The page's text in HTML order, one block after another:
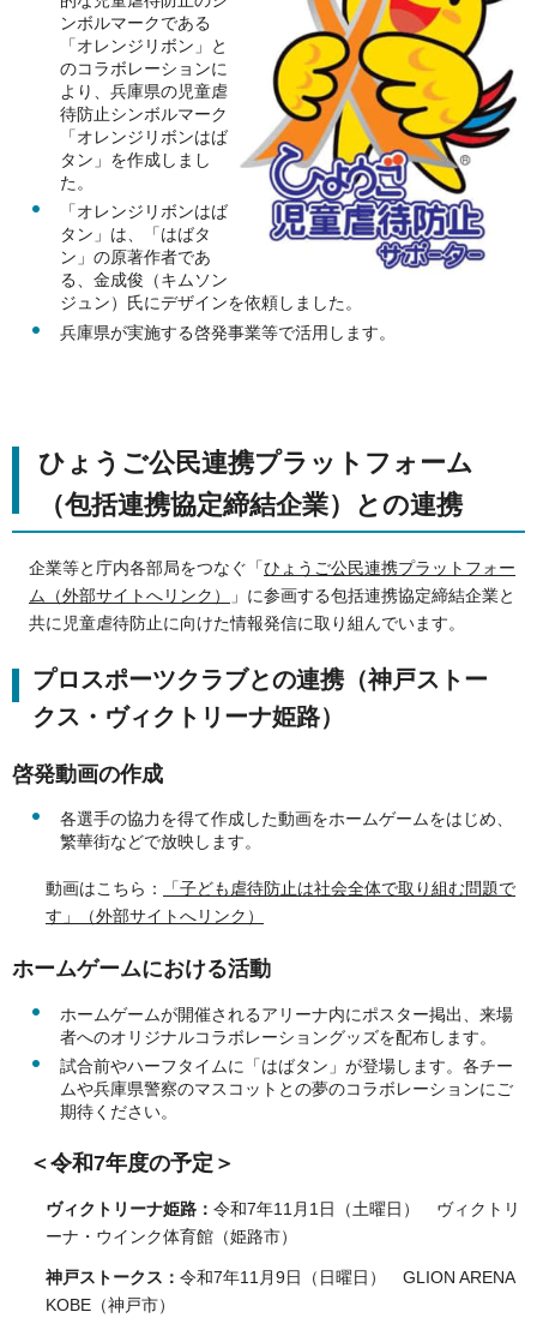
ンボルマークである
「オレンジリボン」と
のコラボレーションに
より、兵庫県の児童虐
待防止シンボルマーク
「オレンジリボンはば
タン」を作成しまし
た。
「オレンジリボンはば
タン」は、「はばタ
ン」の原著作者であ
る、金成俊（キムソン
ジュン）氏にデザインを依頼しました。
兵庫県が実施する啓発事業等で活用します。
ひょうご公民連携プラットフォーム
（包括連携協定締結企業）との連携
企業等と庁内各部局をつなぐ「ひょうご公民連携プラットフォー
ム（外部サイトへリンク）
」に参画する包括連携協定締結企業と
共に児童虐待防止に向けた情報発信に取り組んでいます。
プロスポーツクラブとの連携（神戸ストー
クス・ヴィクトリーナ姫路）
啓発動画の作成
各選手の協力を得て作成した動画をホームゲームをはじめ、
繁華街などで放映します。
動画はこちら：
「子ども虐待防止は社会全体で取り組む問題で
す」（外部サイトへリンク）
ホームゲームにおける活動
ホームゲームが開催されるアリーナ内にポスター掲出、来場
者へのオリジナルコラボレーショングッズを配布します。
試合前やハーフタイムに「はばタン」が登場します。各チー
ムや兵庫県警察のマスコットとの夢のコラボレーションにご
期待ください。
＜令和7年度の予定＞
ヴィクトリーナ姫路： 令和7年11月1日（土曜日） ヴィクトリ
ーナ・ウインク体育館（姫路市）
神戸ストークス： 令和7年11月9日（日曜日） GLION ARENA
KOBE（神戸市）